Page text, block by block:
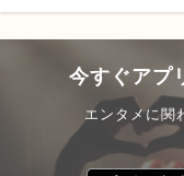
今すぐアプ
エンタメに関